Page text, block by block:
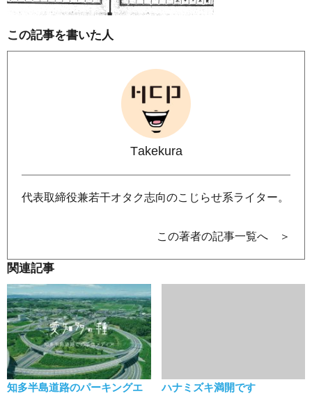
この記事を書いた人
Takekura
代表取締役兼若干オタク志向のこじらせ系ライター。
この著者の記事一覧へ ＞
関連記事
知多半島道路のパーキングエ
ハナミズキ満開です